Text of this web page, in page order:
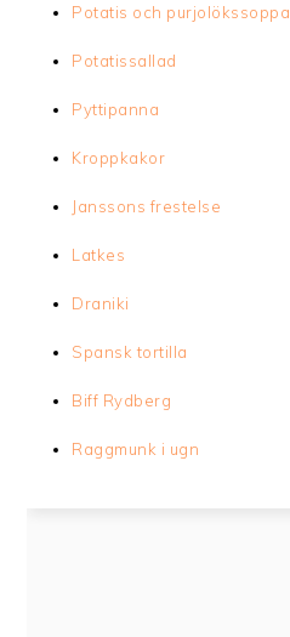
Potatis och purjolökssoppa
Potatissallad
Pyttipanna
Kroppkakor
Janssons frestelse
Latkes
Draniki
Spansk tortilla
Biff Rydberg
Raggmunk i ugn